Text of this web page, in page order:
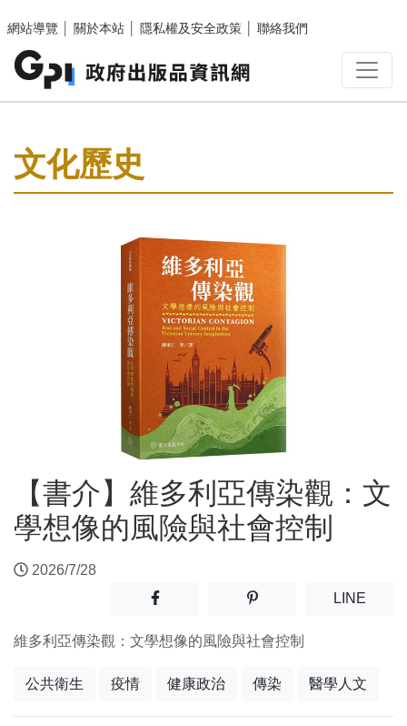
網站導覽
關於本站 隱私權及安全政策 聯絡我們
:::
文化歷史
【書介】維多利亞傳染觀：文
學想像的風險與社會控制
2026/7/28
分享至facebook(另開新視窗)
分享至噗浪(另開新視窗)
LINE(另開
維多利亞傳染觀：文學想像的風險與社會控制
公共衛生 疫情 健康政治 傳染 醫學人文